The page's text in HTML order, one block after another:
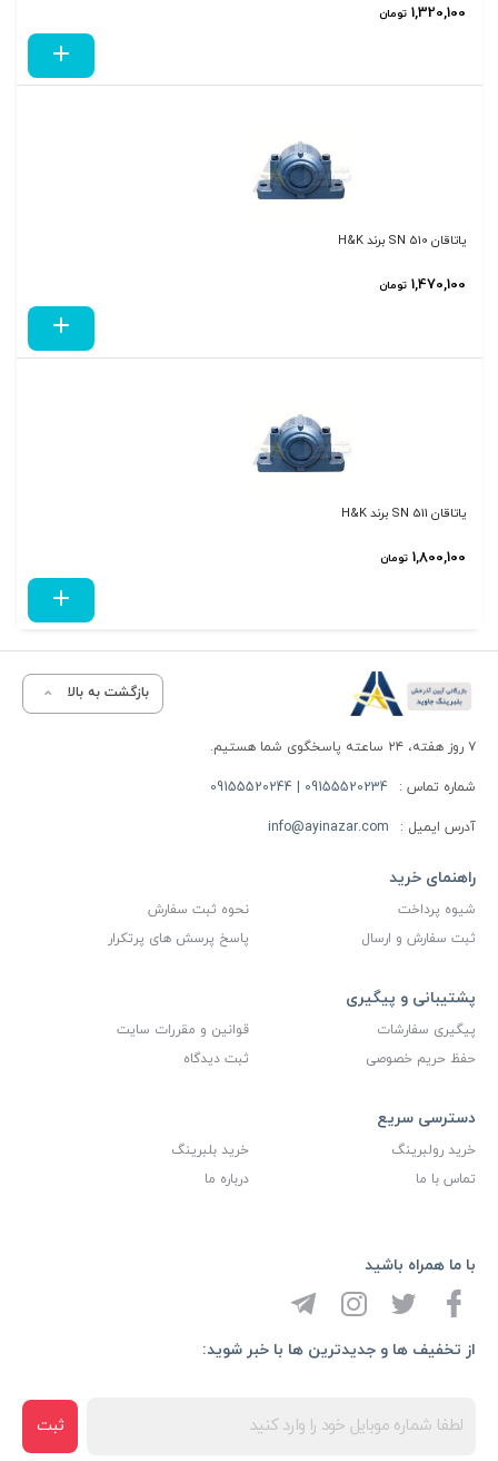
1,320,100 تومان
یاتاقان SN 510 برند H&K
1,470,100 تومان
یاتاقان SN 511 برند H&K
1,800,100 تومان
بازگشت به بالا
۷ روز هفته، ۲۴ ساعته پاسخگوی شما هستیم.
شماره تماس : 09155520234 | 09155520244
آدرس ایمیل : info@ayinazar.com
راهنمای خرید
شیوه پرداخت
نحوه ثبت سفارش
ثبت سفارش و ارسال
پاسخ پرسش های پرتکرار
پشتیبانی و پیگیری
پیگیری سفارشات
قوانین و مقررات سایت
حفظ حریم خصوصی
ثبت دیدگاه
دسترسی سریع
خرید رولبرینگ
خرید بلبرینگ
تماس با ما
درباره ما
از تخفیف ها و جدیدترین ها با خبر شوید:
ثبت
با ما همراه باشید